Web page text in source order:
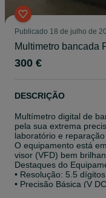
Publicado 18 de julho de
Multimetro bancada
300 €
DESCRIÇÃO
Multímetro digital de
pela sua extrema
laboratório e reparação
O equipamento está
visor (VFD) bem
Destaques do
• Resolução: 5.5 dígitos.
• Precisão Básica (V